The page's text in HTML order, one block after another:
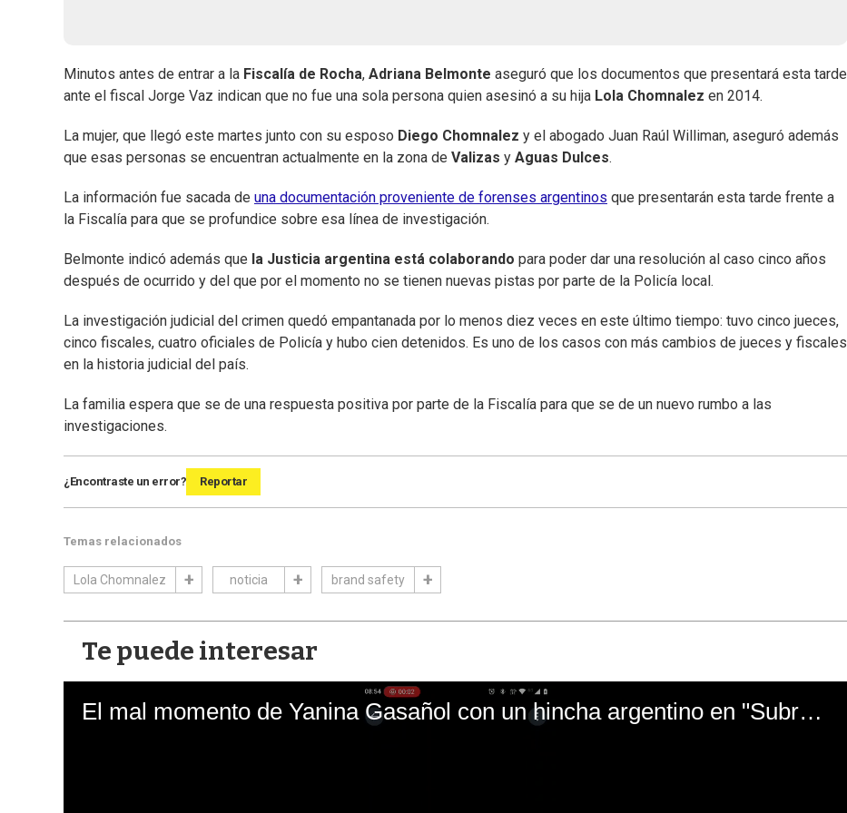
Minutos antes de entrar a la Fiscalía de Rocha, Adriana Belmonte aseguró que los documentos que presentará esta tarde
ante el fiscal Jorge Vaz indican que no fue una sola persona quien asesinó a su hija Lola Chomnalez en 2014.
La mujer, que llegó este martes junto con su esposo Diego Chomnalez y el abogado Juan Raúl Williman, aseguró además
que esas personas se encuentran actualmente en la zona de Valizas y Aguas Dulces.
La información fue sacada de una documentación proveniente de forenses argentinos que presentarán esta tarde frente a
la Fiscalía para que se profundice sobre esa línea de investigación.
Belmonte indicó además que la Justicia argentina está colaborando para poder dar una resolución al caso cinco años
después de ocurrido y del que por el momento no se tienen nuevas pistas por parte de la Policía local.
La investigación judicial del crimen quedó empantanada por lo menos diez veces en este último tiempo: tuvo cinco jueces,
cinco fiscales, cuatro oficiales de Policía y hubo cien detenidos. Es uno de los casos con más cambios de jueces y fiscales
en la historia judicial del país.
La familia espera que se de una respuesta positiva por parte de la Fiscalía para que se de un nuevo rumbo a las
investigaciones.
¿Encontraste un error? Reportar
Temas relacionados
Lola Chomnalez noticia brand safety
Te puede interesar
El mal momento de Yanina Gasañol con un hincha argentino en "Subrayado"